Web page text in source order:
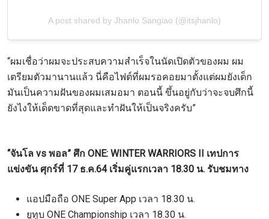
A post shared by Jhanlo Sangiao (@itsjhanlo)
“ผมเชื่อว่าผมจะประสบความสำเร็จในนัดเปิดตัวของผม ผม
เตรียมตัวมานานแล้ว นี่คือไฟต์ที่ผมรอคอยมาตั้งแต่ผมยังเด็ก
มันเป็นความฝันของผมเสมอมา ตอนนี้ ขึ้นอยู่กับว่าจะจบศึกนี้
ยังไงให้เด็ดขาดที่สุดและทำฝันให้เป็นจริงครับ”
“จันโล vs พอล” ศึก ONE: WINTER WARRIORS II เทปการ
แข่งขัน ศุกร์ที่ 17 ธ.ค.64 เริ่มคู่แรกเวลา 18.30 น. รับชมทาง
แอปมือถือ ONE Super App เวลา 18.30 น.
ยูทูบ ONE Championship เวลา 18.30 น.
คู่แข่ง
อีเวนต์
ดูไฮไลต์การแข่งขัน
สมัครเพื่อไม่พลาดข่าวเด็ด
เพื่อไม่พลาดข่าวสารของ ONE รีบลงทะเบียนตอนนี้
เพื่อรับข้อมูลอัปเดตล่าสุดก่อนใคร รวมทั้งข้อเสนอ
และสิทธิพิเศษในการเลือกที่นั่งที่ดีที่สุดในสนาม
อีเมล
ชื่อ
สมัคร